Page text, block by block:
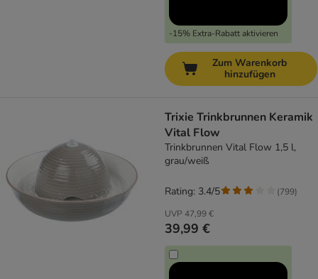
-15% Extra-Rabatt aktivieren
Zum Warenkorb
hinzufügen
Trixie Trinkbrunnen Keramik
Vital Flow
Trinkbrunnen Vital Flow 1,5 l,
grau/weiß
UVP 47,99 €
39,99 €
Rating: 3.4/5 (799)